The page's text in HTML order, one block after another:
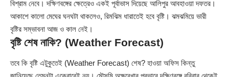
বিশ্রাম নেবে। দক্ষিণবঙ্গের ক্ষেত্রেও একই পূর্বাভাস দিয়েছে আলিপুর আবহাওয়া দফতর।
আকাশে কালো মেঘের ঘনঘটা থাকলেও, রিমঝিম ধারাতেই হবে বৃষ্টি। ঝমঝমিয়ে ভারী
বৃষ্টির সম্ভাবনা আজ ও কাল নেই।
বৃষ্টি শেষ নাকি? (Weather Forecast)
তবে কি বৃষ্টি এটুকুতেই (Weather Forecast) শেষ? হাওয়া অফিস কিন্তু